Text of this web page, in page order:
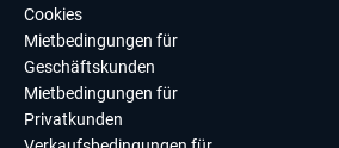
Cookies
Mietbedingungen für
Geschäftskunden
Mietbedingungen für
Privatkunden